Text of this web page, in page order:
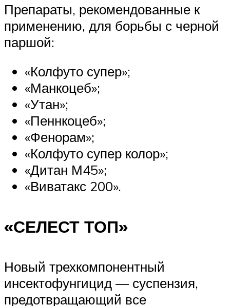
Препараты, рекомендованные к
применению, для борьбы с черной
паршой:
«Колфуто супер»;
«Манкоцеб»;
«Утан»;
«Пеннкоцеб»;
«Фенорам»;
«Колфуто супер колор»;
«Дитан М45»;
«Виватакс 200».
«СЕЛЕСТ ТОП»
Новый трехкомпонентный
инсектофунгицид — суспензия,
предотвращающий все